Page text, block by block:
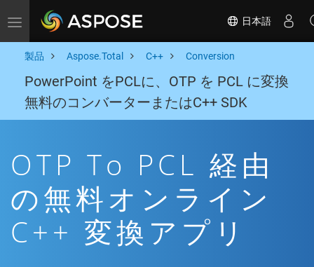
Toggle navigation 日本語
製品 Aspose.Total C++ Conversion
PowerPoint をPCLに、OTP を PCL に変換
無料のコンバーターまたはC++ SDK
OTP To PCL 経由
の無料オンライン
C++ 変換アプリ